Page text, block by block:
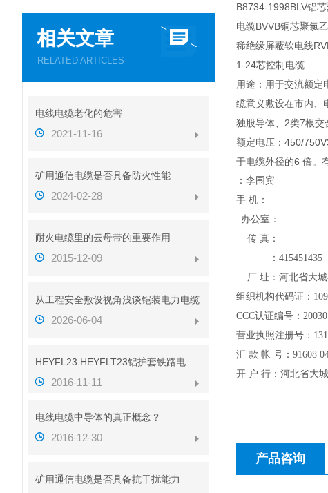
相关文章
RELATED ARTICLES
电线电缆老化的危害
2021-11-16
矿用通信电缆是否具备防火性能
2024-02-28
耐火电缆里的云母带的重要作用
2015-12-09
从工程安全敷设视角浅谈铠装电力电缆
2026-06-04
2016-11-11
电线电缆中导体的真正概念？
2016-12-30
矿用通信电缆是否具备抗干扰能力
B8734-1998BLV铝
电缆BVVB铜芯聚氯
稀绝缘屏蔽软电线
1-24芯控制电缆
用途：用于交流额
缆意义敷设在市内、
独股导体、2类7根交
额定电压：450/
于电缆外径的6 倍。
：李围宾
手 机：
办公室：
传 真：
： 415451435
厂 址：河北省大
组织机构代码证：
CCC认证编号：
营业执照注册号：
汇 款 帐 号： 91608
开 户 行：河北省大
产品咨询